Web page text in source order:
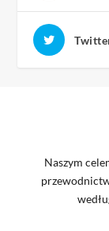
Naszym